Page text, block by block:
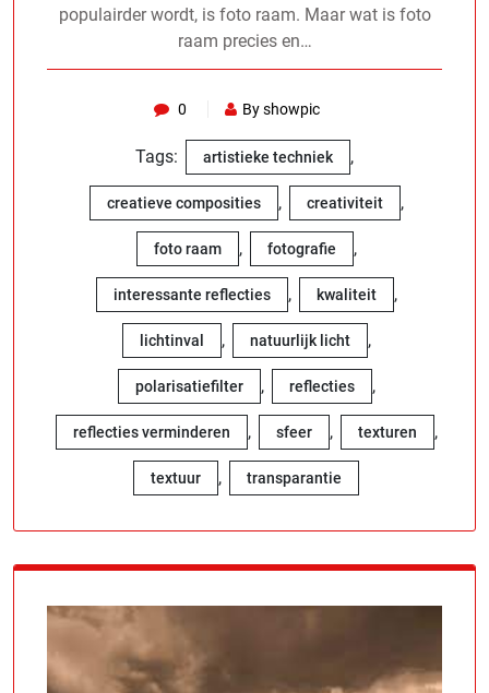
populairder wordt, is foto raam. Maar wat is foto
raam precies en…
0 By showpic
Tags: artistieke techniek ,
creatieve composities , creativiteit ,
foto raam , fotografie ,
interessante reflecties , kwaliteit ,
lichtinval , natuurlijk licht ,
polarisatiefilter , reflecties ,
reflecties verminderen , sfeer , texturen ,
textuur , transparantie